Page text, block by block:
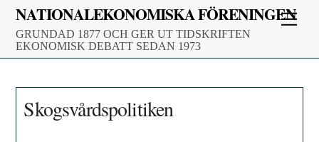
Skip
content
NATIONALEKONOMISKA FÖRENINGEN
GRUNDAD 1877 OCH GER UT TIDSKRIFTEN
EKONOMISK DEBATT SEDAN 1973
Skogsvårdspolitiken